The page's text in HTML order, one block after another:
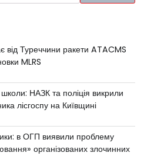
від Туреччини ракети ATACMS
MLRS
школи: НАЗК та поліція викрили
лісгоспу на Київщині
в ОГП виявили проблему
організованих злочинних